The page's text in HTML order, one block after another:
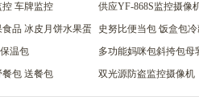
车牌监控
供应YF-868S监控摄像
品 冰皮月饼水果蛋糕运输史努比便当包 饭盒包
温包
多功能妈咪包斜挎包母
包 送餐包
双光源防盗监控摄像机